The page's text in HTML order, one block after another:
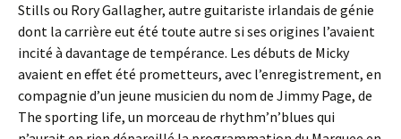
Stills ou Rory Gallagher, autre guitariste irlandais de génie
dont la carrière eut été toute autre si ses origines l’avaient
incité à davantage de tempérance. Les débuts de Micky
avaient en effet été prometteurs, avec l’enregistrement, en
compagnie d’un jeune musicien du nom de Jimmy Page, de
The sporting life, un morceau de rhythm’n’blues qui